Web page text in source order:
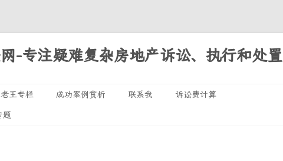
-专注疑难复杂房地产诉讼、执行和处置
Skip
老王专栏
诉讼专题
成功案例赏析 联系我 诉讼费计算
题